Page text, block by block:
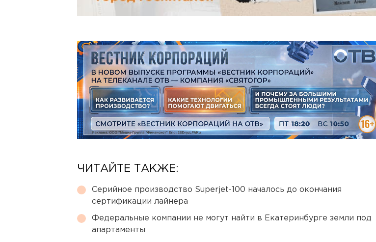
ЧИТАЙТЕ ТАКЖЕ:
Серийное производство Superjet-100 началось до окончания
сертификации лайнера
Федеральные компании не могут найти в Екатеринбурге земли под
апартаменты